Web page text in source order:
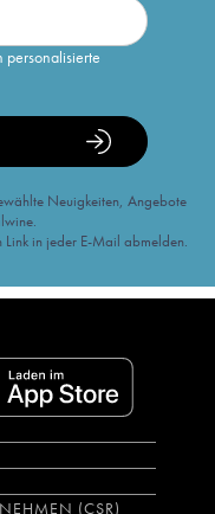
personalisierte
Neuigkeiten, Angebote
in jeder E-Mail abmelden.
(CSR)